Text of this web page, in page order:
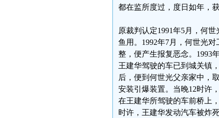
都在监所度过，度日如年，
原裁判认定1991年5月，何
鱼用。1992年7月，何世光
整，便产生报复恶念。1993
王建华驾驶的车已到城关镇
后，便到何世光父亲家中，
安装引爆装置。当晚12时许
在王建华所驾驶的车前桥上
时许，王建华发动汽车被炸